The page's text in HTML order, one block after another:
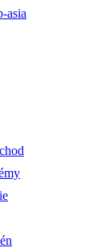
asia